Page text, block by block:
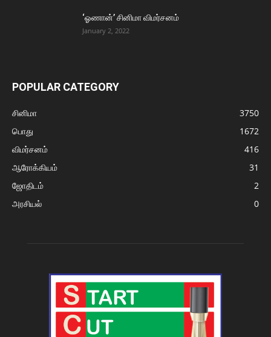
‘ஓணான்’ சினிமா விமர்சனம்
January 2, 2022
POPULAR CATEGORY
சினிமா
3750
பொது
1672
விமர்சனம்
416
ஆரோக்கியம்
31
ஜோதிடம்
2
அரசியல்
0